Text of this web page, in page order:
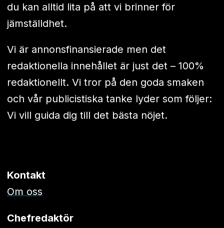
du kan alltid lita på att vi brinner för
jämställdhet.
Vi är annonsfinansierade men det
redaktionella innehållet är just det – 100%
redaktionellt. Vi tror på den goda smaken
och vår publicistiska tanke lyder som följer:
Vi vill guida dig till det bästa nöjet.
Kontakt
Om oss
Chefredaktör